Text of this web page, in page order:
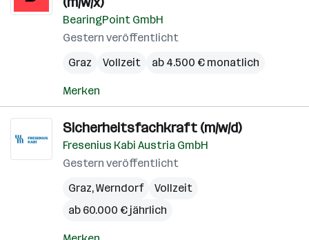
BearingPoint GmbH
Gestern veröffentlicht
Graz
Vollzeit ab 4.500 € monatlich
Merken
Sicherheitsfachkraft (m/w/d)
Fresenius Kabi Austria GmbH
Gestern veröffentlicht
Graz,Werndorf
Vollzeit
ab 60.000 € jährlich